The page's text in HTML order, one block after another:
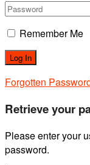
Remember Me
Forgotten
Retrieve your
Please enter your
password.